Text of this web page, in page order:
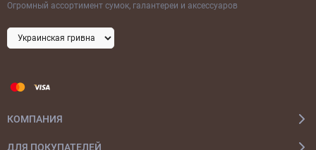
Огромный ассортимент сумок, галантереи и аксессуаров
КОМПАНИЯ
ДЛЯ ПОКУПАТЕЛЕЙ